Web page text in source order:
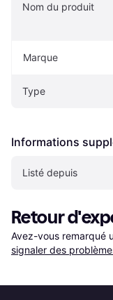
Nom du produit
Marque
Type
Informations
Listé depuis
Retour
Avez-vous remarqué
signaler des